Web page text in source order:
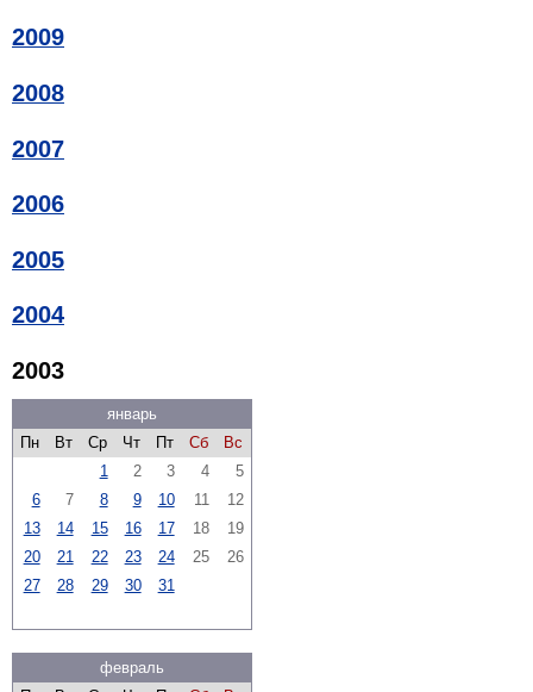
2009
2008
2007
2006
2005
2004
2003
январь
Пн
Вт Ср Чт Пт Сб
Вс
1
2 3 4
5
6
7 8 9 10 11
12
13
14 15 16 17 18
19
20
21 22 23 24 25
26
27
28 29 30 31
февраль